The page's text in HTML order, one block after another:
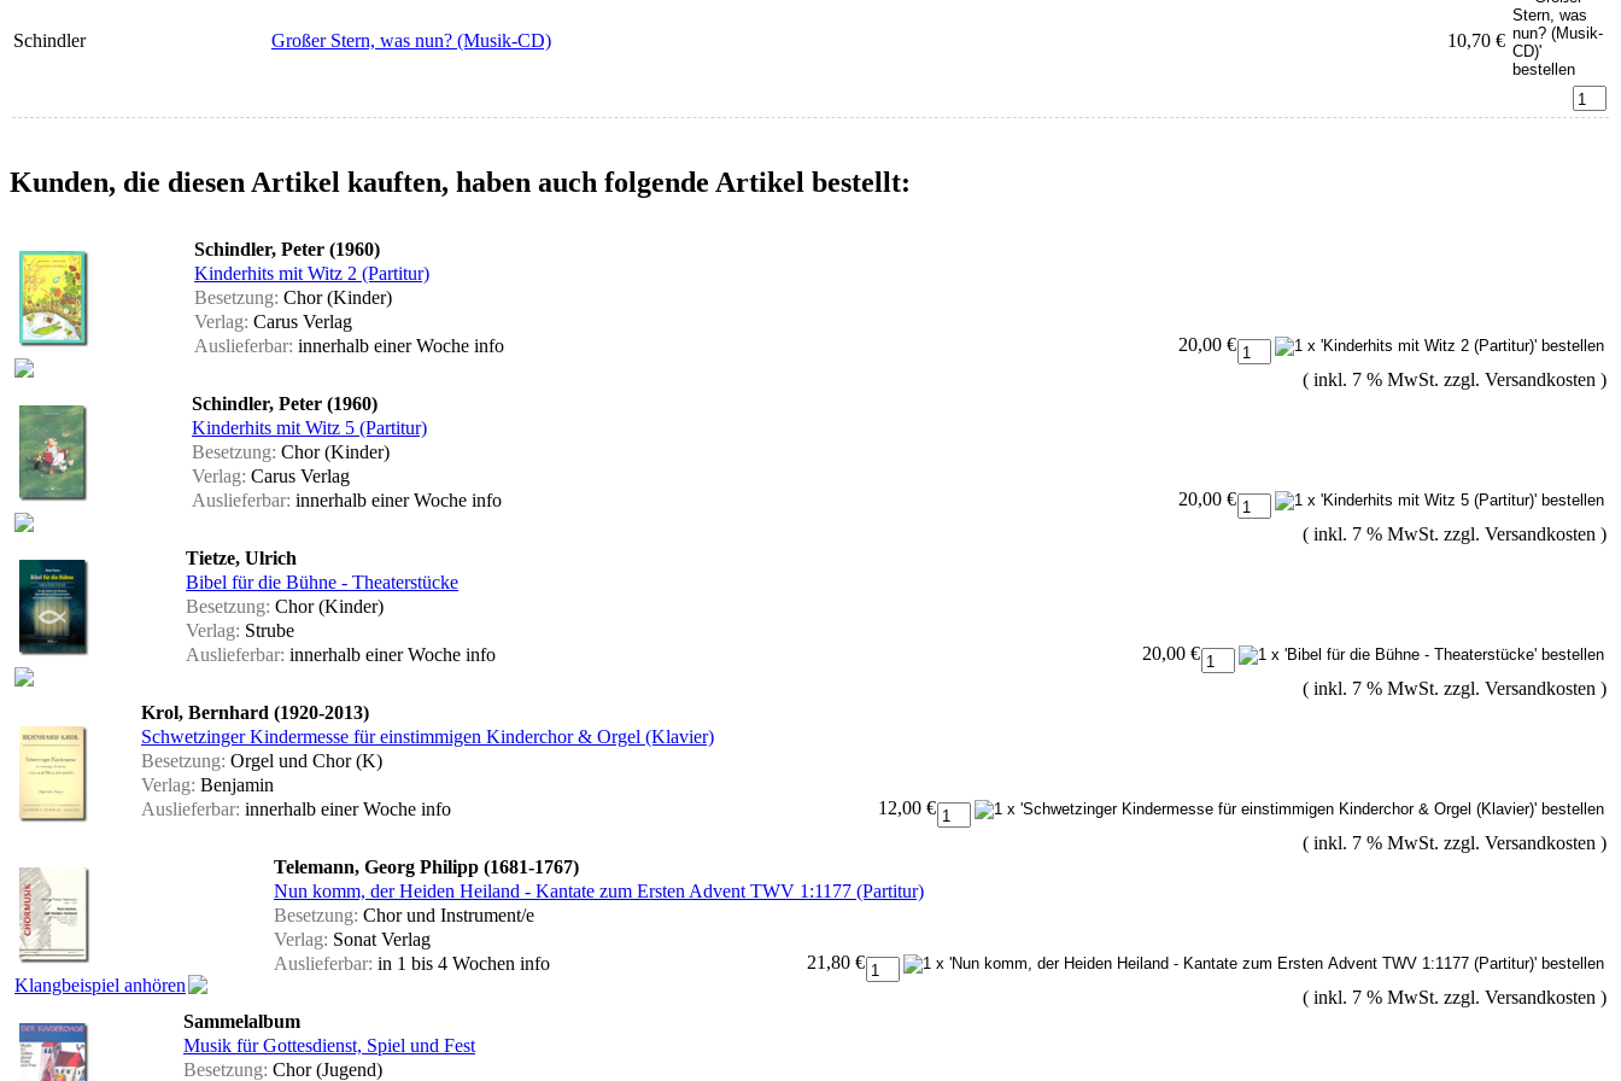
Schindler Großer Stern, was nun? (Musik-CD) 10,70 €
Kunden, die diesen Artikel kauften, haben auch folgende Artikel bestellt:
Schindler, Peter (1960)
Kinderhits mit Witz 2 (Partitur)
Besetzung: Chor (Kinder)
Verlag: Carus Verlag
Auslieferbar: innerhalb einer Woche info
20,00 €
( inkl. 7 % MwSt. zzgl. Versandkosten )
Schindler, Peter (1960)
Kinderhits mit Witz 5 (Partitur)
Besetzung: Chor (Kinder)
Verlag: Carus Verlag
Auslieferbar: innerhalb einer Woche info
20,00 €
( inkl. 7 % MwSt. zzgl. Versandkosten )
Tietze, Ulrich
Bibel für die Bühne - Theaterstücke
Besetzung: Chor (Kinder)
Verlag: Strube
Auslieferbar: innerhalb einer Woche info
20,00 €
( inkl. 7 % MwSt. zzgl. Versandkosten )
Krol, Bernhard (1920-2013)
Schwetzinger Kindermesse für einstimmigen Kinderchor & Orgel (Klavier)
Besetzung: Orgel und Chor (K)
Verlag: Benjamin
Auslieferbar: innerhalb einer Woche info
12,00 €
( inkl. 7 % MwSt. zzgl. Versandkosten )
Klangbeispiel anhören
Telemann, Georg Philipp (1681-1767)
Nun komm, der Heiden Heiland - Kantate zum Ersten Advent TWV 1:1177 (Partitur)
Besetzung: Chor und Instrument/e
Verlag: Sonat Verlag
Auslieferbar: in 1 bis 4 Wochen info
21,80 €
( inkl. 7 % MwSt. zzgl. Versandkosten )
Sammelalbum
Musik für Gottesdienst, Spiel und Fest
Besetzung: Chor (Jugend)